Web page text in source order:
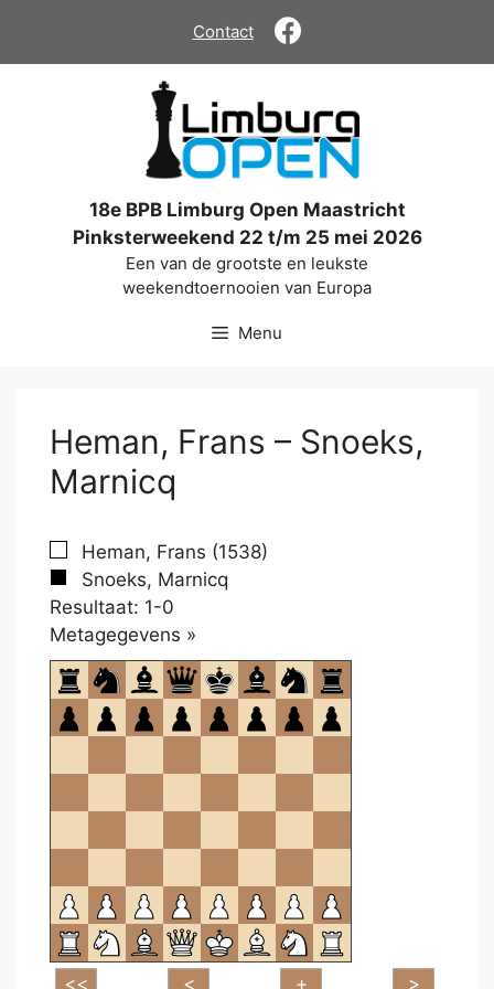
de
Contact
18e BPB Limburg Open Maastricht
Pinksterweekend 22 t/m 25 mei 2026
Een van de grootste en leukste
weekendtoernooien van Europa
Menu
Heman, Frans – Snoeks,
Marnicq
Heman, Frans (1538)
Snoeks, Marnicq
Resultaat: 1-0
Metagegevens »
om
te
openen.